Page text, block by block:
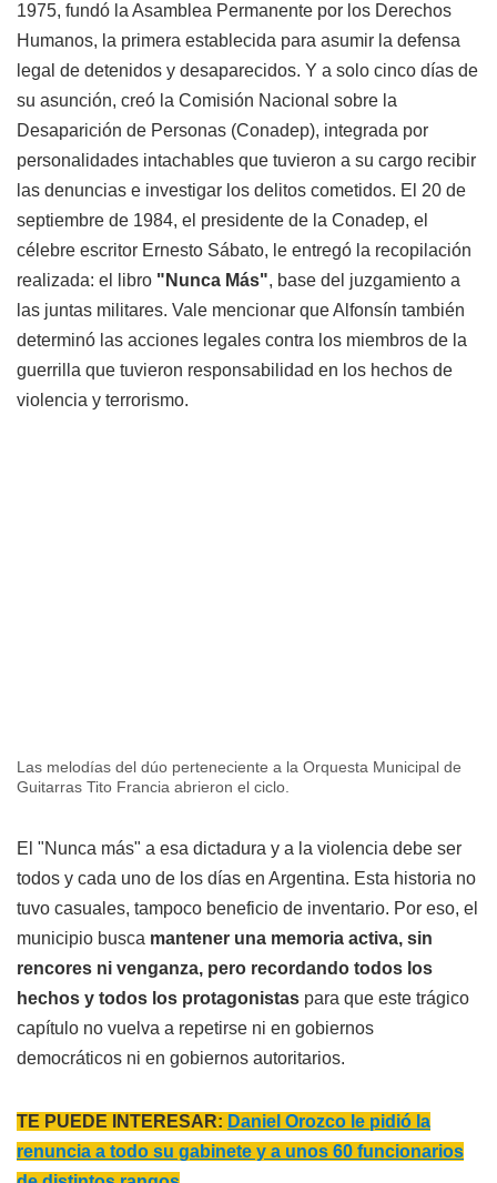
1975, fundó la Asamblea Permanente por los Derechos
Humanos, la primera establecida para asumir la defensa
legal de detenidos y desaparecidos. Y a solo cinco días de
su asunción, creó la Comisión Nacional sobre la
Desaparición de Personas (Conadep), integrada por
personalidades intachables que tuvieron a su cargo recibir
las denuncias e investigar los delitos cometidos. El 20 de
septiembre de 1984, el presidente de la Conadep, el
célebre escritor Ernesto Sábato, le entregó la recopilación
realizada: el libro "Nunca Más", base del juzgamiento a
las juntas militares. Vale mencionar que Alfonsín también
determinó las acciones legales contra los miembros de la
guerrilla que tuvieron responsabilidad en los hechos de
violencia y terrorismo.
Las melodías del dúo perteneciente a la Orquesta Municipal de
Guitarras Tito Francia abrieron el ciclo.
El "Nunca más" a esa dictadura y a la violencia debe ser
todos y cada uno de los días en Argentina. Esta historia no
tuvo casuales, tampoco beneficio de inventario. Por eso, el
municipio busca mantener una memoria activa, sin
rencores ni venganza, pero recordando todos los
hechos y todos los protagonistas para que este trágico
capítulo no vuelva a repetirse ni en gobiernos
democráticos ni en gobiernos autoritarios.
TE PUEDE INTERESAR: Daniel Orozco le pidió la
renuncia a todo su gabinete y a unos 60 funcionarios